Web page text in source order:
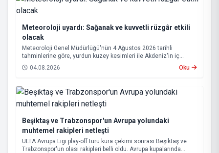
Meteoroloji uyardı: Sağanak ve kuvvetli rüzgâr etkili
olacak
Meteoroloji Genel Müdürlüğü'nün 4 Ağustos 2026 tarihli
tahminlerine göre, yurdun kuzey kesimleri ile Akdeniz'in iç
bölgelerinde yer yer sağanak ve gök gürültülü sağanak yağış
bekleniyor.
04.08.2026 Oku
Beşiktaş ve Trabzonspor'un Avrupa yolundaki
muhtemel rakipleri netleşti
UEFA Avrupa Ligi play-off turu kura çekimi sonrası Beşiktaş ve
Trabzonspor'un olası rakipleri belli oldu. Avrupa kupalarında